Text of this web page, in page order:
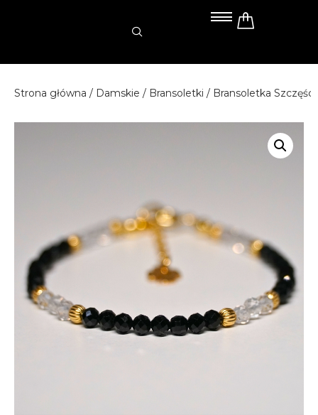
Strona główna / Damskie / Bransoletki / Bransoletka